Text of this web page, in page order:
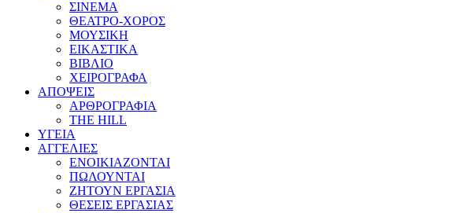
ΣΙΝΕΜΑ
ΘΕΑΤΡΟ-ΧΟΡΟΣ
ΜΟΥΣΙΚΗ
ΕΙΚΑΣΤΙΚΑ
ΒΙΒΛΙΟ
ΧΕΙΡΟΓΡΑΦΑ
ΑΠΟΨΕΙΣ
ΑΡΘΡΟΓΡΑΦΙΑ
THE HILL
ΥΓΕΙΑ
ΑΓΓΕΛΙΕΣ
ΕΝΟΙΚΙΑΖΟΝΤΑΙ
ΠΩΛΟΥΝΤΑΙ
ΖΗΤΟΥΝ ΕΡΓΑΣΙΑ
ΘΕΣΕΙΣ ΕΡΓΑΣΙΑΣ